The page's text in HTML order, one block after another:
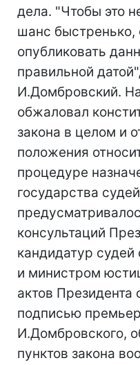
дела. "Чтобы это
шанс быстренько,
опубликовать
правильной
И.Домбровский.
обжаловал
закона в целом и
положения
процедуре
государства
консультаций
кандидатур
и министром
актов Президента
подписью
И.Домбровского,
пунктов закона